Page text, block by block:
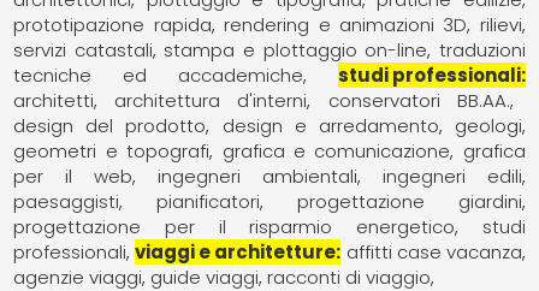
prototipazione rapida rendering e animazioni 3D rilievi
servizi catastali stampa e plottaggio on-line traduzioni
tecniche ed accademiche
studi professionali
architetti
architettura d'interni
conservatori BB.AA.
design del prodotto
design e arredamento
geologi
geometri e topografi grafica e comunicazione grafica
per il web
ingegneri ambientali
ingegneri edili
paesaggisti
pianificatori
progettazione giardini
progettazione per il risparmio energetico
studi
professionali viaggi e architetture affitti case vacanza
agenzie viaggi guide viaggi racconti di viaggio